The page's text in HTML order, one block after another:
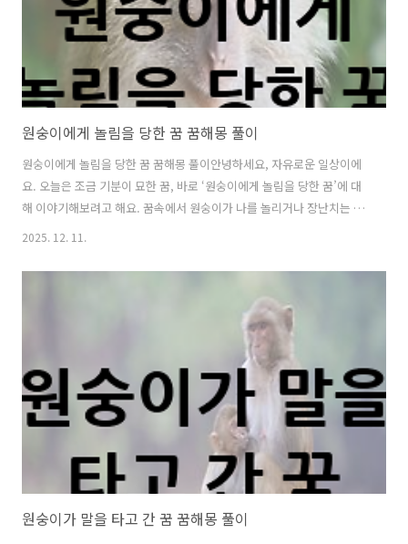
원숭이에게 놀림을 당한 꿈 꿈해몽 풀이
원숭이에게 놀림을 당한 꿈 꿈해몽 풀이안녕하세요, 자유로운 일상이에
요. 오늘은 조금 기분이 묘한 꿈, 바로 ‘원숭이에게 놀림을 당한 꿈’에 대
해 이야기해보려고 해요. 꿈속에서 원숭이가 나를 놀리거나 장난치는 모
습은 단순히 웃긴 상황처럼 보이지만, 숨겨진 의미를 살펴보면 인간관계,
르게 느끼는 열등감이나 주변의 평가에 대한 부담을 상징하기도 해요. 원
숭이의 상징적 의미꿈속에서 원숭이는 장난스럽고 교활하며, 동시에 매
우 지능적인 존재로 나타나요. 이는 사람들의 행동이나 심리를 상징하는
경우가 많아요. 원숭이는 때때로 ‘속이는 자’ 또는 ‘눈치 빠른 사람’을 의
미하기도 하고, 어떤 때에는 ‘재치와 순발력’의 상징이기도 해요. 따라서
원숭..
2025. 12. 11.
원숭이가 말을 타고 간 꿈 꿈해몽 풀이